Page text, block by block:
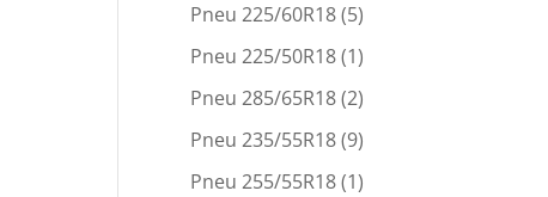
Pneu 225/60R18(5)
Pneu 225/50R18(1)
Pneu 285/65R18(2)
Pneu 235/55R18(9)
Pneu 255/55R18(1)